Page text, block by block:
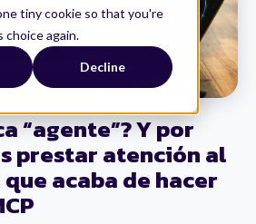
tiny cookie so that you're
choice again.
Decline
“agente”? Y por
prestar atención al
acaba de hacer